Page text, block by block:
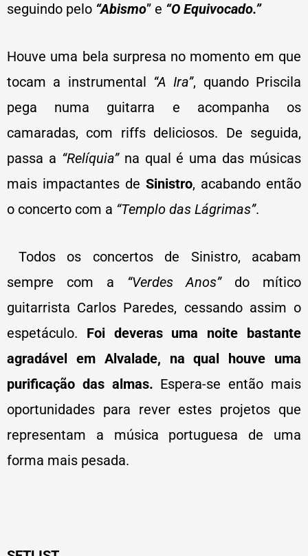
seguindo pelo “Abismo” e “O Equivocado.”
Houve uma bela surpresa no momento em que
tocam a instrumental “A Ira”, quando Priscila
pega numa guitarra e acompanha os
camaradas, com riffs deliciosos. De seguida,
passa a “Relíquia” na qual é uma das músicas
mais impactantes de Sinistro, acabando então
o concerto com a “Templo das Lágrimas”.
Todos os concertos de Sinistro, acabam
sempre com a “Verdes Anos”do mítico
guitarrista Carlos Paredes, cessando assim o
espetáculo. Foi deveras uma noite bastante
agradável em Alvalade, na qual houve uma
purificação das almas. Espera-se então mais
oportunidades para rever estes projetos que
representam a música portuguesa de uma
forma mais pesada.